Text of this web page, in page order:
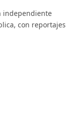
independiente
con reportajes